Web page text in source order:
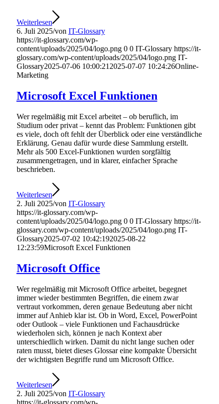
Weiterlesen
6. Juli 2025/von IT-Glossary
https://it-glossary.com/wp-
content/uploads/2025/04/logo.png 0 0 IT-Glossary https://it-
glossary.com/wp-content/uploads/2025/04/logo.png IT-
Glossary2025-07-06 10:00:21 2025-07-07 10:24:26Online-
Marketing
Microsoft Excel Funktionen
Wer regelmäßig mit Excel arbeitet – ob beruflich, im
Studium oder privat – kennt das Problem: Funktionen gibt
es viele, doch oft fehlt der Überblick oder eine verständliche
Erklärung. Genau dafür wurde diese Sammlung erstellt.
Mehr als 500 Excel-Funktionen wurden sorgfältig
zusammengetragen, und in klarer, einfacher Sprache
beschrieben.
Weiterlesen
2. Juli 2025/von IT-Glossary
https://it-glossary.com/wp-
content/uploads/2025/04/logo.png 0 0 IT-Glossary https://it-
glossary.com/wp-content/uploads/2025/04/logo.png IT-
Glossary2025-07-02 10:42:192025-08-22
12:23:59Microsoft Excel Funktionen
Microsoft Office
Wer regelmäßig mit Microsoft Office arbeitet, begegnet
immer wieder bestimmten Begriffen, die einem zwar
vertraut vorkommen, deren genaue Bedeutung aber nicht
immer auf Anhieb klar ist. Ob in Word, Excel, PowerPoint
oder Outlook – viele Funktionen und Fachausdrücke
wiederholen sich, können je nach Kontext aber
unterschiedlich wirken. Damit du nicht lange suchen oder
raten musst, bietet dieses Glossar eine kompakte Übersicht
der wichtigsten Begriffe rund um Microsoft Office.
Weiterlesen
2. Juli 2025/von IT-Glossary
https://it-glossary.com/wp-